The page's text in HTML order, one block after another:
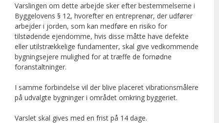
Varslingen om dette arbejde sker efter bestemmelserne i
Byggelovens § 12, hvorefter en entreprenør, der udfører
arbejder i jorden, som kan medføre en risiko for
tilstødende ejendomme, hvis disse måtte have defekte
eller utilstrækkelige fundamenter, skal give vedkommende
bygningsejere mulighed for at træffe de fornødne
foranstaltninger.
I samme forbindelse vil der blive placeret vibrationsmålere
på udvalgte bygninger i området omkring byggeriet.
Varslet skal gives med en frist på 14 dage.